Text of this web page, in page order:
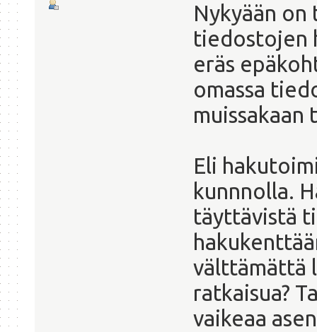
Nykyään
tiedostojen
eräs
omassa
Eli
kunnnolla.
täyttävistä
välttämättä
ratkaisua?
vaikeaa